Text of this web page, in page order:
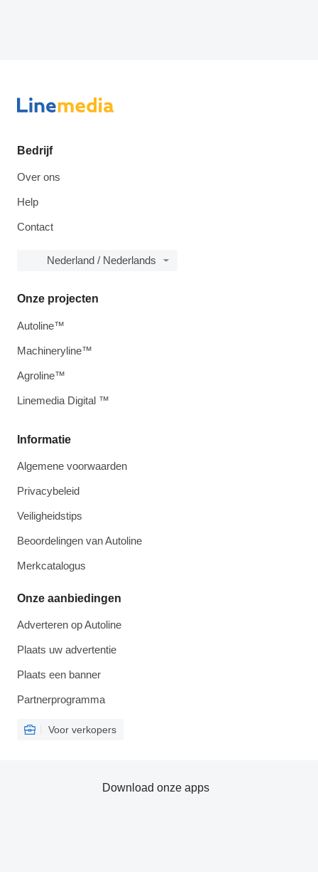
Bedrijf
Over ons
Help
Contact
Nederland / Nederlands
Informatie
Algemene voorwaarden
Privacybeleid
Veiligheidstips
Beoordelingen van Autoline
Merkcatalogus
Onze aanbiedingen
Adverteren op Autoline
Plaats uw advertentie
Plaats een banner
Partnerprogramma
Voor verkopers
Onze projecten
Autoline™
Machineryline™
Agroline™
Linemedia Digital ™
Download onze apps